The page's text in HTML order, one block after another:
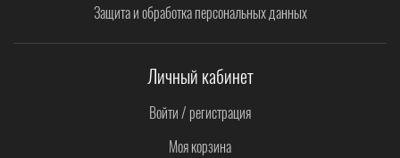
Защита и обработка персональных данных
Личный кабинет
Войти / регистрация
Моя корзина